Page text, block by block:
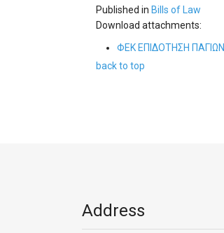
Published in Bills of Law
Download attachments:
ΦΕΚ ΕΠΙΔΟΤΗΣΗ ΠΑΓΙΩΝ
back to top
Address